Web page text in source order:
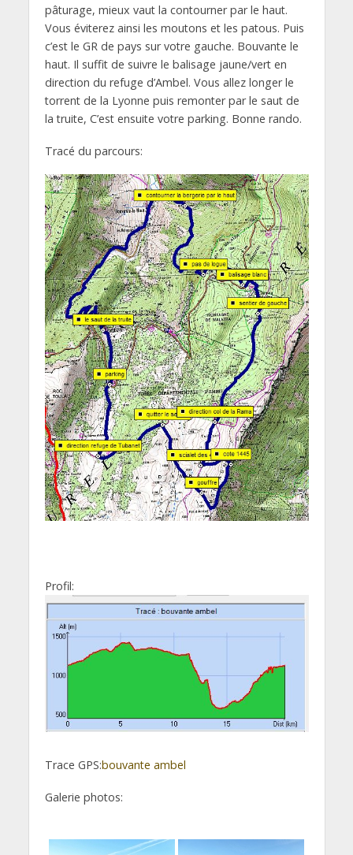
pâturage, mieux vaut la contourner par le haut.
Vous éviterez ainsi les moutons et les patous. Puis
c’est le GR de pays sur votre gauche. Bouvante le
haut. Il suffit de suivre le balisage jaune/vert en
direction du refuge d’Ambel. Vous allez longer le
torrent de la Lyonne puis remonter par le saut de
la truite, C’est ensuite votre parking. Bonne rando.
Tracé du parcours:
Profil:
Trace GPS:bouvante ambel
Galerie photos: